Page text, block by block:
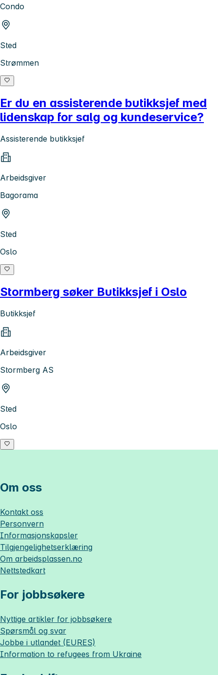
Condo
Sted
Strømmen
Er du en assisterende butikksjef med
lidenskap for salg og kundeservice?
Assisterende butikksjef
Arbeidsgiver
Bagorama
Sted
Oslo
Stormberg søker Butikksjef i Oslo
Butikksjef
Arbeidsgiver
Stormberg AS
Sted
Oslo
Om oss
Kontakt oss
Personvern
Informasjonskapsler
Tilgjengelighetserklæring
Om arbeidsplassen.no
Nettstedkart
For jobbsøkere
Nyttige artikler for jobbsøkere
Spørsmål og svar
Jobbe i utlandet (EURES)
Information to refugees from Ukraine